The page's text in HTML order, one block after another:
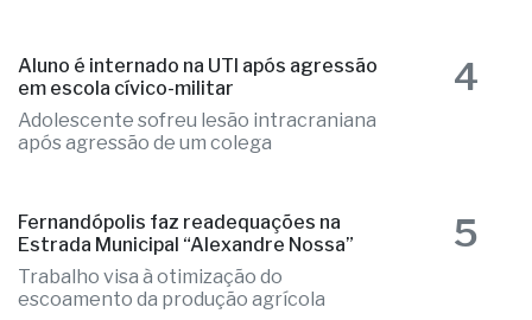
Aluno é internado na UTI após agressão
em escola cívico-militar
Adolescente sofreu lesão intracraniana
após agressão de um colega
4
Fernandópolis faz readequações na
Estrada Municipal “Alexandre Nossa”
Trabalho visa à otimização do
escoamento da produção agrícola
5